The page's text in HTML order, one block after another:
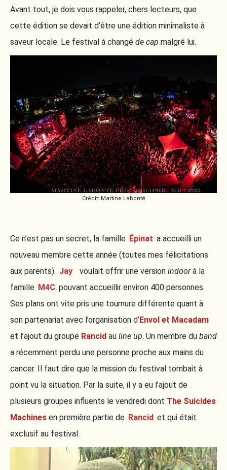
Avant tout, je dois vous rappeler, chers lecteurs, que
cette édition se devait d’être une édition minimaliste à
saveur locale. Le festival à changé de cap malgré lui.
Crédit: Martine Labonté
Ce n’est pas un secret, la famille Épinat a accueilli un
nouveau membre cette année (toutes mes félicitations
aux parents). Jay voulait offrir une version indoorà la
famille M4C pouvant accueillir environ 400 personnes.
Ses plans ont vite pris une tournure différente quant à
son partenariat avec l’organisation d’Envol et Macadam
et l’ajout du groupe Rancid au line up. Un membre du band
a récemment perdu une personne proche aux mains du
cancer. Il faut dire que la mission du festival tombait à
point vu la situation. Par la suite, il y a eu l’ajout de
plusieurs groupes influents le vendredi dont The Suicides
Machines en première partie de Rancid et qui était
exclusif au festival.